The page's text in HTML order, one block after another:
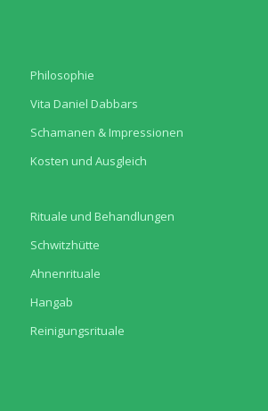
Philosophie
Vita Daniel Dabbars
Schamanen & Impressionen
Kosten und Ausgleich
Rituale und Behandlungen
Schwitzhütte
Ahnenrituale
Hangab
Reinigungsrituale